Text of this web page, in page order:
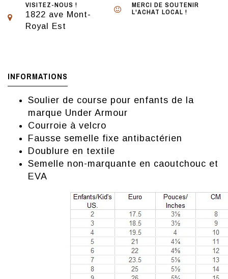
VISITEZ-NOUS !
1822 ave Mont-
Royal Est
MERCI DE SOUTENIR
L'ACHAT LOCAL !
INFORMATIONS
Soulier de course pour enfants de la
marque Under Armour
Courroie à velcro
Fausse semelle fixe antibactérien
Doublure en textile
Semelle non-marquante en caoutchouc et
EVA